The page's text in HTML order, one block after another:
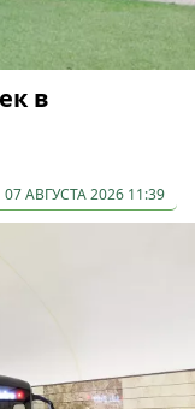
в
07 АВГУСТА 2026 11:39